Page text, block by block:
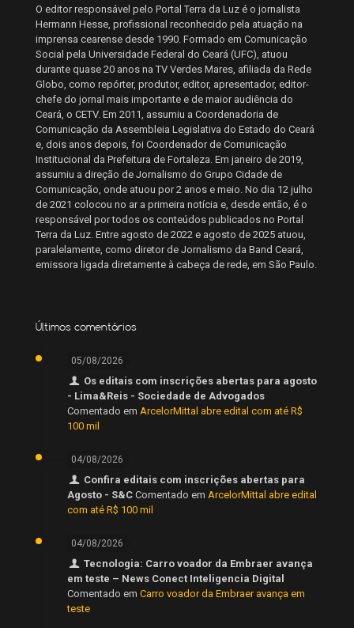
O editor responsável pelo Portal Terra da Luz é o jornalista
Hermann Hesse, profissional reconhecido pela atuação na
imprensa cearense desde 1990. Formado em Comunicação
Social pela Universidade Federal do Ceará (UFC), atuou
durante quase 20 anos na TV Verdes Mares, afiliada da Rede
Globo, como repórter, produtor, editor, apresentador, editor-
chefe do jornal mais importante e de maior audiência do
Ceará, o CETV. Em 2011, assumiu a Coordenadoria de
Comunicação da Assembleia Legislativa do Estado do Ceará
e, dois anos depois, foi Coordenador de Comunicação
Institucional da Prefeitura de Fortaleza. Em janeiro de 2019,
assumiu a direção de Jornalismo do Grupo Cidade de
Comunicação, onde atuou por 2 anos e meio. No dia 12 julho
de 2021 colocou no ar a primeira notícia e, desde então, é o
responsável por todos os conteúdos publicados no Portal
Terra da Luz. Entre agosto de 2022 e agosto de 2025 atuou,
paralelamente, como diretor de Jornalismo da Band Ceará,
emissora ligada diretamente à cabeça de rede, em São Paulo.
Últimos comentários
05/08/2026
Os editais com inscrições abertas para agosto
- Lima&Reis - Sociedade de Advogados
Comentado em ArcelorMittal abre edital com até R$
100 mil
04/08/2026
Confira editais com inscrições abertas para
Agosto - S&C Comentado em ArcelorMittal abre edital
com até R$ 100 mil
04/08/2026
Tecnologia: Carro voador da Embraer avança
em teste – News Conect Inteligencia Digital
Comentado em Carro voador da Embraer avança em
teste